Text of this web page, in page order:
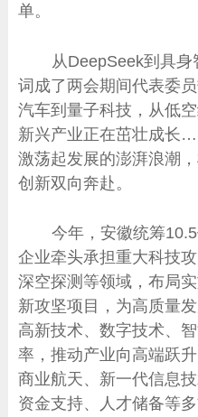
单。
从DeepSeek到具
词成了两会期间代表委
汽车到量子科技，从低
新兴产业正在茁壮成长
激荡起发展的澎湃浪潮
创新双向奔赴。
今年，安徽统筹
企业牵头承担重大科技
深空探测等领域，布局
新攻坚项目，为高质量
高新技术、数字技术、
率，推动产业向高端跃
商业航天、新一代信息
资金支持、人才储备等